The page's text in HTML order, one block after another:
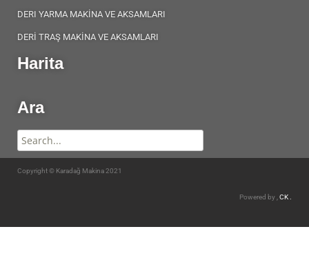
DERI YARMA MAKİNA VE AKSAMLARI
DERİ TRAŞ MAKİNA VE AKSAMLARI
Harita
Ara
Copyright © Karadağ Makina 2021
Powered by , CK .